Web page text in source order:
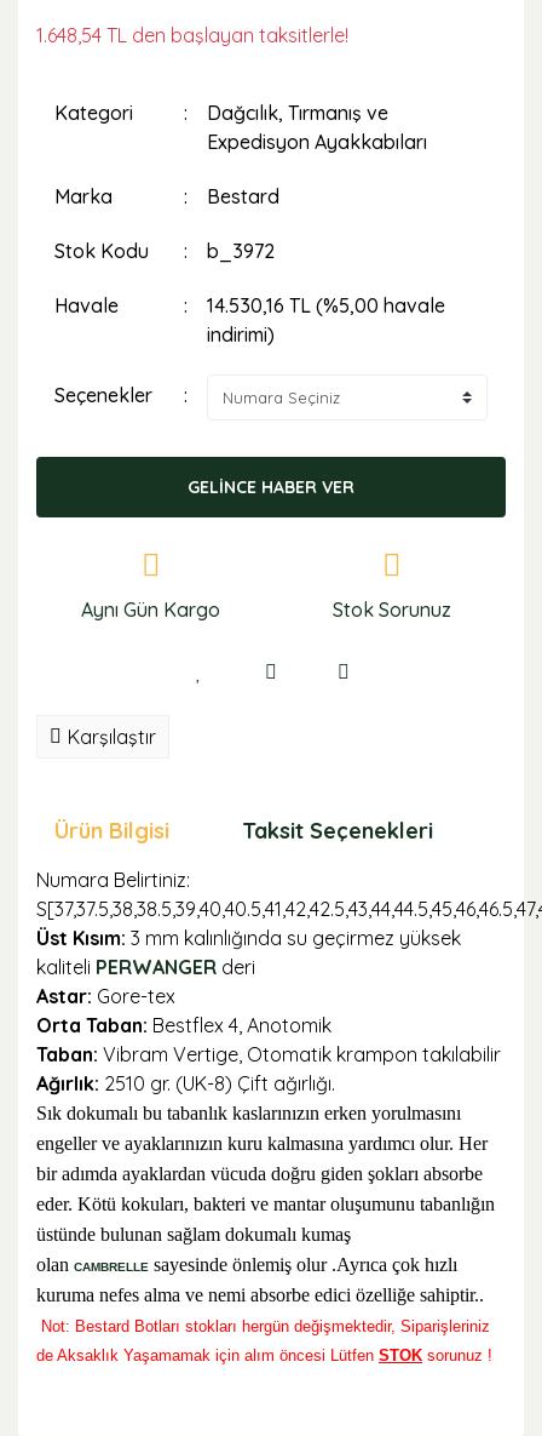
1.648,54 TL den başlayan taksitlerle!
Kategori
Dağcılık, Tırmanış ve
Expedisyon Ayakkabıları
Marka Bestard
Stok Kodu b_3972
Havale
14.530,16 TL (%5,00 havale
indirimi)
Seçenekler
GELİNCE HABER VER
Aynı Gün Kargo Stok Sorunuz
Karşılaştır
Ürün Bilgisi Taksit Seçenekleri
Numara Belirtiniz:
Üst Kısım: 3 mm kalınlığında su geçirmez yüksek
kaliteli PERWANGER deri
Astar: Gore-tex
Orta Taban: Bestflex 4, Anotomik
Taban: Vibram Vertige, Otomatik krampon takılabilir
Ağırlık: 2510 gr. (UK-8) Çift ağırlığı.
Sık dokumalı bu tabanlık kaslarınızın erken yorulmasını
engeller ve ayaklarınızın kuru kalmasına yardımcı olur. Her
bir adımda ayaklardan vücuda doğru giden şokları absorbe
eder. Kötü kokuları, bakteri ve mantar oluşumunu tabanlığın
üstünde bulunan sağlam dokumalı kumaş
olan CAMBRELLE sayesinde önlemiş olur .Ayrıca çok hızlı
kuruma nefes alma ve nemi absorbe edici özelliğe sahiptir..
Not: Bestard Botları stokları hergün değişmektedir, Siparişleriniz
de Aksaklık Yaşamamak için alım öncesi Lütfen STOK sorunuz !